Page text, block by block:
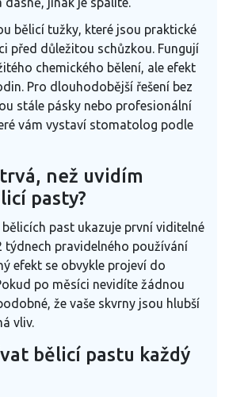
bělicí tužky, které jsou praktické
před důležitou schůzkou. Fungují
chemického bělení, ale efekt
Pro dlouhodobější řešení bez
stále pásky nebo profesionální
vám vystaví stomatolog podle
než uvidím
pasty?
past ukazuje první viditelné
týdnech pravidelného používání
efekt se obvykle projeví do
po měsíci nevidíte žádnou
že vaše skvrny jsou hlubší
vliv.
bělicí pastu každý